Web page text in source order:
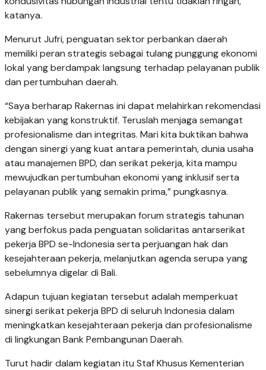
katanya.
Menurut Jufri, penguatan sektor perbankan daerah
memiliki peran strategis sebagai tulang punggung ekonomi
lokal yang berdampak langsung terhadap pelayanan publik
dan pertumbuhan daerah.
“Saya berharap Rakernas ini dapat melahirkan rekomendasi
kebijakan yang konstruktif. Teruslah menjaga semangat
profesionalisme dan integritas. Mari kita buktikan bahwa
dengan sinergi yang kuat antara pemerintah, dunia usaha
atau manajemen BPD, dan serikat pekerja, kita mampu
mewujudkan pertumbuhan ekonomi yang inklusif serta
pelayanan publik yang semakin prima,” pungkasnya.
Rakernas tersebut merupakan forum strategis tahunan
yang berfokus pada penguatan solidaritas antarserikat
pekerja BPD se-Indonesia serta perjuangan hak dan
kesejahteraan pekerja, melanjutkan agenda serupa yang
sebelumnya digelar di Bali.
Adapun tujuan kegiatan tersebut adalah memperkuat
sinergi serikat pekerja BPD di seluruh Indonesia dalam
meningkatkan kesejahteraan pekerja dan profesionalisme
di lingkungan Bank Pembangunan Daerah.
Turut hadir dalam kegiatan itu Staf Khusus Kementerian